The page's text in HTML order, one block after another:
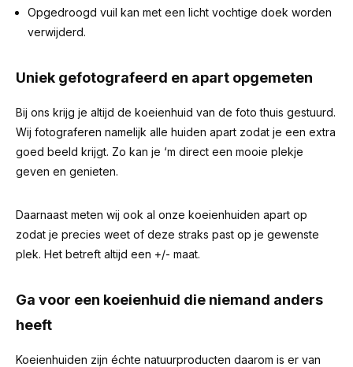
Opgedroogd vuil kan met een licht vochtige doek worden
verwijderd.
Uniek gefotografeerd en apart opgemeten
Bij ons krijg je altijd de koeienhuid van de foto thuis gestuurd.
Wij fotograferen namelijk alle huiden apart zodat je een extra
goed beeld krijgt. Zo kan je ‘m direct een mooie plekje
geven en genieten.
Daarnaast meten wij ook al onze koeienhuiden apart op
zodat je precies weet of deze straks past op je gewenste
plek. Het betreft altijd een +/- maat.
Ga voor een koeienhuid die niemand anders
heeft
Koeienhuiden zijn échte natuurproducten daarom is er van